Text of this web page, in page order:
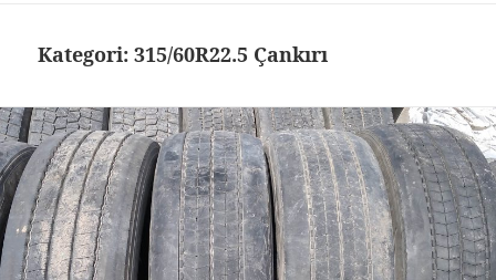
Kategori:315/60R22.5 Çankırı